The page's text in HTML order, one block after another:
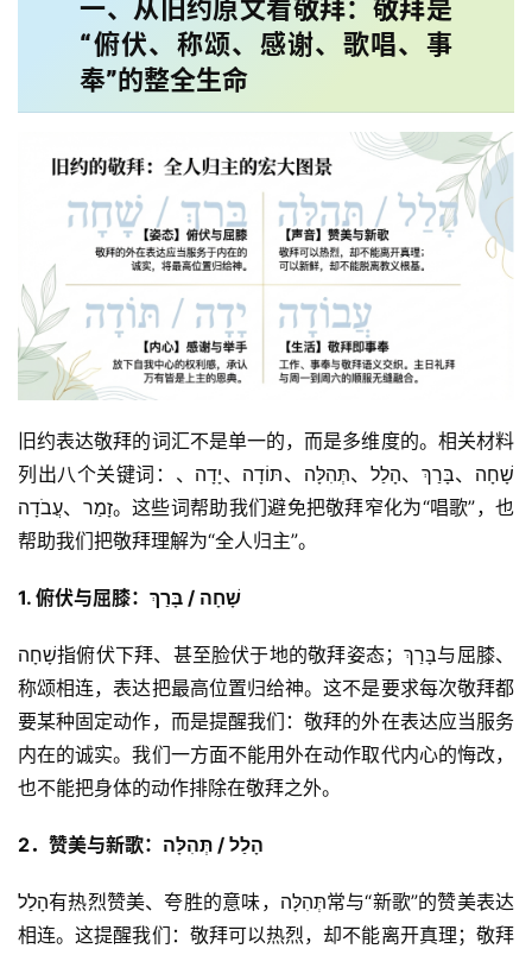
一、从旧约原文看敬拜：敬拜是
“俯伏、称颂、感谢、歌唱、事
奉”的整全生命
旧约表达敬拜的词汇不是单一的，而是多维度的。相关材料
列出八个关键词：שָׁחָה、בָּרַךְ、הָלַל、תְּהִלָּה、תּוֹדָה、יָדָה、
זָמַר、עֲבֹדָה。这些词帮助我们避免把敬拜窄化为“唱歌”，也
帮助我们把敬拜理解为“全人归主”。
1. 俯伏与屈膝：שָׁחָה / בָּרַךְ
שָׁחָה指俯伏下拜、甚至脸伏于地的敬拜姿态；בָּרַךְ与屈膝、
称颂相连，表达把最高位置归给神。这不是要求每次敬拜都
要某种固定动作，而是提醒我们：敬拜的外在表达应当服务
内在的诚实。我们一方面不能用外在动作取代内心的悔改，
也不能把身体的动作排除在敬拜之外。
2．赞美与新歌：הָלַל / תְּהִלָּה
הָלַל有热烈赞美、夸胜的意味，תְּהִלָּה常与“新歌”的赞美表达
相连。这提醒我们：敬拜可以热烈，却不能离开真理；敬拜